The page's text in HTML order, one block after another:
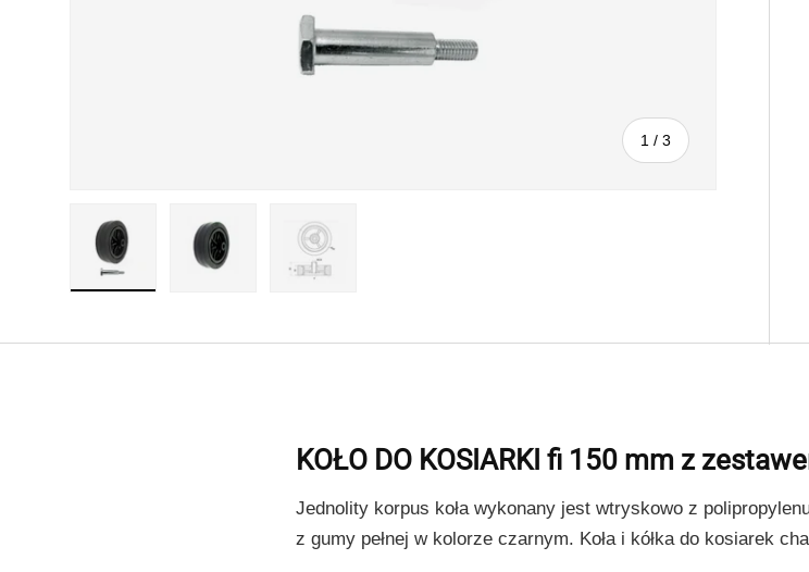
1 /z
3
KOŁO DO KOSIARKI fi 150 mm z
Jednolity korpus koła wykonany jest wtryskowo z
z gumy pełnej w kolorze czarnym. Koła i kółka do kosiarek